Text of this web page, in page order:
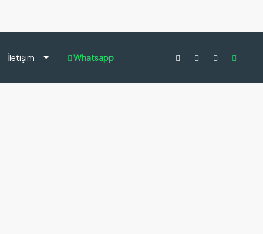
İletişim Whatsapp